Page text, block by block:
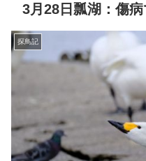
3月28日瓢湖：傷
探鳥記